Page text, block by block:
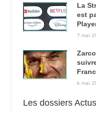
La
est
7 mai
6 mai
Les dossiers